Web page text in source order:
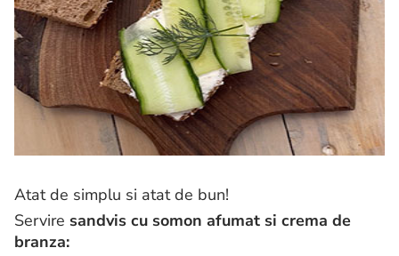
Atat de simplu si atat de bun!
Servire sandvis cu somon afumat si crema de
branza: